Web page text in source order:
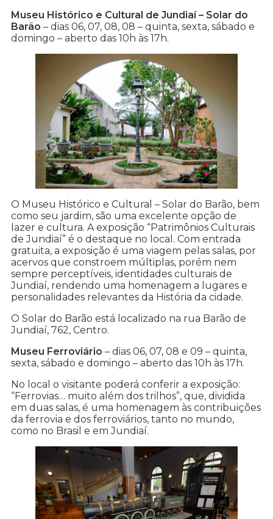
Museu Histórico e Cultural de Jundiaí – Solar do
Barão – dias 06, 07, 08, 08 – quinta, sexta, sábado e
domingo – aberto das 10h às 17h.
O Museu Histórico e Cultural – Solar do Barão, bem
como seu jardim, são uma excelente opção de
lazer e cultura. A exposição “Patrimônios Culturais
de Jundiaí” é o destaque no local. Com entrada
gratuita, a exposição é uma viagem pelas salas, por
acervos que constroem múltiplas, porém nem
sempre perceptíveis, identidades culturais de
Jundiaí, rendendo uma homenagem a lugares e
personalidades relevantes da História da cidade.
O Solar do Barão está localizado na rua Barão de
Jundiaí, 762, Centro.
Museu Ferroviário – dias 06, 07, 08 e 09 – quinta,
sexta, sábado e domingo – aberto das 10h às 17h.
No local o visitante poderá conferir a exposição:
“Ferrovias… muito além dos trilhos”, que, dividida
em duas salas, é uma homenagem às contribuições
da ferrovia e dos ferroviários, tanto no mundo,
como no Brasil e em Jundiaí.